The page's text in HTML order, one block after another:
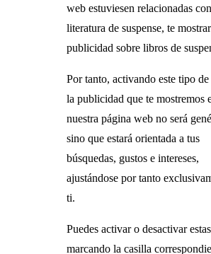
web estuviesen relacionadas con
literatura de suspense, te
publicidad sobre libros de
Por tanto, activando este tipo
la publicidad que te mostremos
nuestra página web no será
sino que estará orientada a tus
búsquedas, gustos e intereses,
ajustándose por tanto
ti.
Puedes activar o desactivar
marcando la casilla